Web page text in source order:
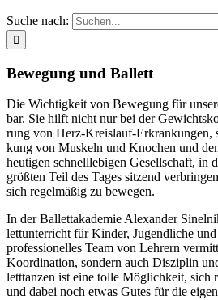
Suche nach:
Bewe­gung und Ballett
Die Wich­tig­keit von Bewe­gung für
bar. Sie hilft nicht nur bei der
rung von Herz-Kreis­lauf-Erkran­kun­gen,
kung von Mus­keln und Kno­chen und
heu­ti­gen schnell­le­bi­gen Gesell­schaft, in
größ­ten Teil des Tages sit­zend
sich regel­mä­ßig zu bewegen.
In der Bal­lett­aka­de­mie Alex­an­der
lett­un­ter­richt für Kin­der, Jugend­li­che
pro­fes­sio­nel­les Team von Leh­rern
Koor­di­na­ti­on, son­dern auch Dis­zi­plin
lett­tan­zen ist eine tol­le Mög­lich­keit, sich
und dabei noch etwas Gutes für die